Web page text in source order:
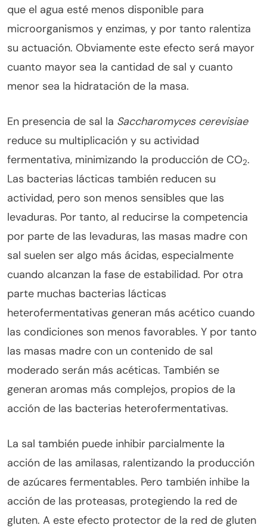
que el agua esté menos disponible para
microorganismos y enzimas, y por tanto ralentiza
su actuación. Obviamente este efecto será mayor
cuanto mayor sea la cantidad de sal y cuanto
menor sea la hidratación de la masa.
En presencia de sal la Saccharomyces cerevisiae
reduce su multiplicación y su actividad
fermentativa, minimizando la producción de CO2.
Las bacterias lácticas también reducen su
actividad, pero son menos sensibles que las
levaduras. Por tanto, al reducirse la competencia
por parte de las levaduras, las masas madre con
sal suelen ser algo más ácidas, especialmente
cuando alcanzan la fase de estabilidad. Por otra
parte muchas bacterias lácticas
heterofermentativas generan más acético cuando
las condiciones son menos favorables. Y por tanto
las masas madre con un contenido de sal
moderado serán más acéticas. También se
generan aromas más complejos, propios de la
acción de las bacterias heterofermentativas.
La sal también puede inhibir parcialmente la
acción de las amilasas, ralentizando la producción
de azúcares fermentables. Pero también inhibe la
acción de las proteasas, protegiendo la red de
gluten. A este efecto protector de la red de gluten